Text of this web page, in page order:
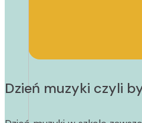
Dzień muzyki czyli